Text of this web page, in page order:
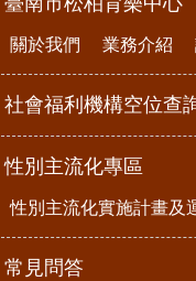
關於我們 業務介紹
社會福利機構空位查
性別主流化專區
性別主流化實施計畫及
常見問答